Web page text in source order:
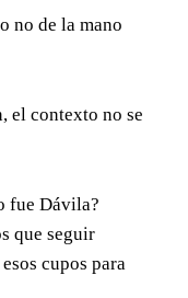
no de la mano
el contexto no se
fue Dávila?
que seguir
cupos para